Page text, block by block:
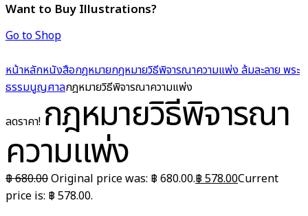
Want to Buy Illustrations?
Go to Shop
หน้าหลักหนังสือกฎหมายกฎหมายวิธีพิจารณาความแพ่ง ล้มละลาย พระ
ธรรมนูญศาลกฎหมายวิธีพิจารณาความแพ่ง
ลดราคา! กฎหมายวิธีพิจารณา
ความแพ่ง
฿680.00Original price was: ฿ 680.00.฿ 578.00Current
price is: ฿ 578.00.